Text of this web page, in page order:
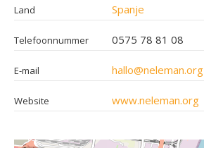
Land Spanje
Telefoonnummer 0575 78 81 08
E-mail hallo@neleman.org
Website www.neleman.org